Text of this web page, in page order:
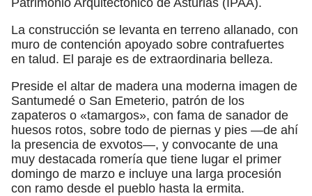
La construcción se levanta en terreno allanado, con
muro de contención apoyado sobre contrafuertes
en talud. El paraje es de extraordinaria belleza.
Preside el altar de madera una moderna imagen de
Santumedé o San Emeterio, patrón de los
zapateros o «tamargos», con fama de sanador de
huesos rotos, sobre todo de piernas y pies —de ahí
la presencia de exvotos—, y convocante de una
muy destacada romería que tiene lugar el primer
domingo de marzo e incluye una larga procesión
con ramo desde el pueblo hasta la ermita.